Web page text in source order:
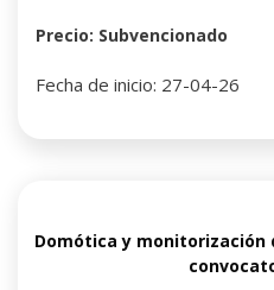
Precio: Subvencionado
Fecha de inicio: 27-04-26
Domótica y monitorización